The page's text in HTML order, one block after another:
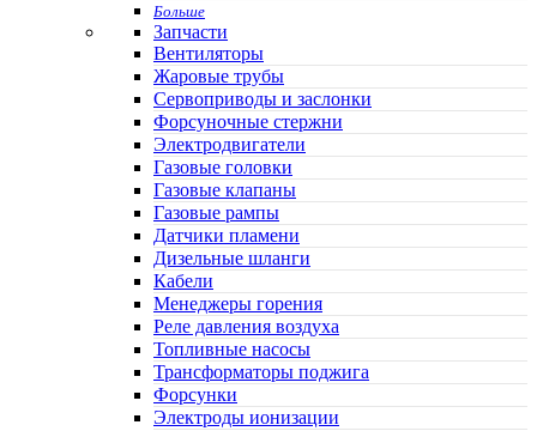
Больше
Запчасти
Вентиляторы
Жаровые трубы
Сервоприводы и заслонки
Форсуночные стержни
Электродвигатели
Газовые головки
Газовые клапаны
Газовые рампы
Датчики пламени
Дизельные шланги
Кабели
Менеджеры горения
Реле давления воздуха
Топливные насосы
Трансформаторы поджига
Форсунки
Электроды ионизации